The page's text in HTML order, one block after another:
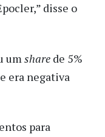
disse o
um share de 5%
era negativa
para